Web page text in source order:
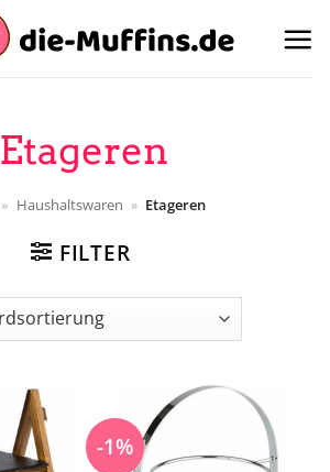
Etageren
» Haushaltswaren » Etageren
FILTER
-1%